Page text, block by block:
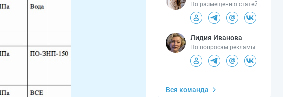
По размещению статей
Лидия Иванова
По вопросам рекламы
Вся команда